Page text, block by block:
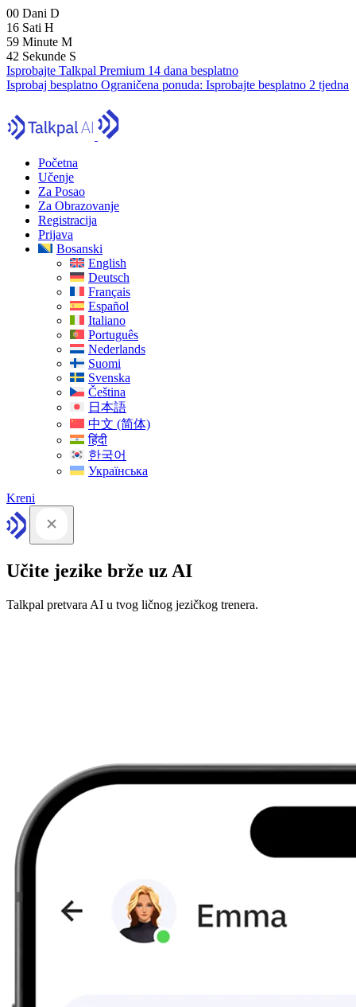
00 Dani D
16 Sati H
59 Minute M
41 Sekunde S
Isprobajte Talkpal Premium 14 dana besplatno
Isprobaj besplatno Ograničena ponuda: Isprobajte besplatno 2 tjedna
Početna
Učenje
Za Posao
Za Obrazovanje
Registracija
Prijava
Bosanski
English
Deutsch
Français
Español
Italiano
Português
Nederlands
Suomi
Svenska
Čeština
日本語
中文 (简体)
हिंदी
한국어
Українська
Kreni
Učite jezike brže uz AI
Talkpal pretvara AI u tvog ličnog jezičkog trenera.